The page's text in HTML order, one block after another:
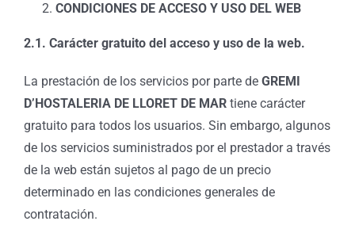
CONDICIONES DE ACCESO Y USO DEL WEB
2.1. Carácter gratuito del acceso y uso de la web.
La prestación de los servicios por parte de GREMI
D’HOSTALERIA DE LLORET DE MARtiene carácter
gratuito para todos los usuarios. Sin embargo, algunos
de los servicios suministrados por el prestador a través
de la web están sujetos al pago de un precio
determinado en las condiciones generales de
contratación.